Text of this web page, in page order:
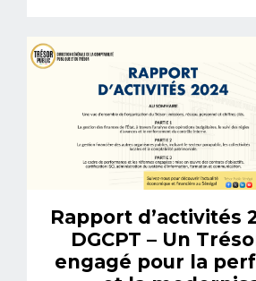
Rapport d’activités
DGCPT – Un
engagé pour la